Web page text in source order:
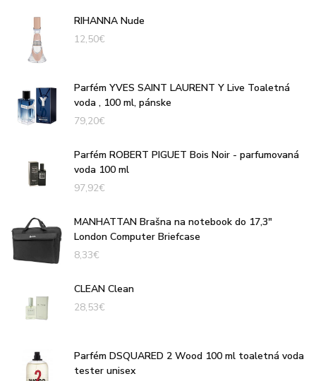
RIHANNA Nude
12,50€
Parfém YVES SAINT LAURENT Y Live Toaletná
voda , 100 ml, pánske
79,20€
Parfém ROBERT PIGUET Bois Noir - parfumovaná
voda 100 ml
97,92€
MANHATTAN Brašna na notebook do 17,3"
London Computer Briefcase
8,33€
CLEAN Clean
28,53€
Parfém DSQUARED 2 Wood 100 ml toaletná voda
tester unisex